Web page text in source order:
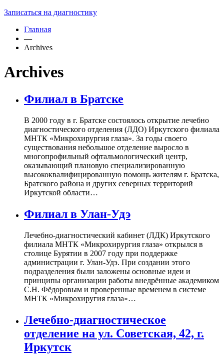
Записаться на диагностику
Главная
—
Archives
Archives
Филиал в Братске
В 2000 году в г. Братске состоялось открытие лечебно
диагностического отделения (ЛДО) Иркутского филиала
МНТК «Микрохирургия глаза». За годы своего
существования небольшое отделение выросло в
многопрофильный офтальмологический центр,
оказывающий плановую специализированную
высококвалифицированную помощь жителям г. Братска,
Братского района и других северных территорий
Иркутской области…
Филиал в Улан-Удэ
Лечебно-диагностический кабинет (ЛДК) Иркутского
филиала МНТК «Микрохирургия глаза» открылся в
столице Бурятии в 2007 году при поддержке
администрации г. Улан-Удэ. При создании этого
подразделения были заложены основные идеи и
принципы организации работы внедрённые академиком
С.Н. Фёдоровым и проверенные временем в системе
МНТК «Микрохиругия глаза»…
Лечебно-диагностическое
отделение на ул. Советская, 42, г.
Иркутск